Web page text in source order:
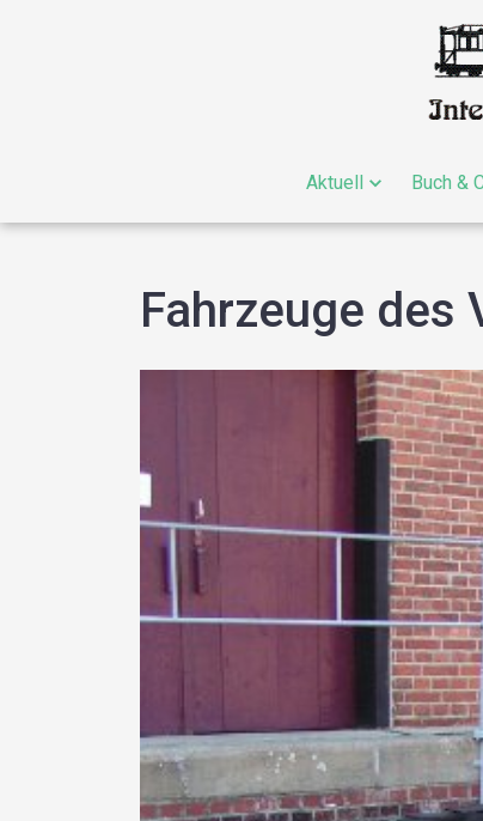
Aktuell Buch &
Fahrzeuge des